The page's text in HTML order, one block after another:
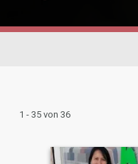
1 - 35 von 36